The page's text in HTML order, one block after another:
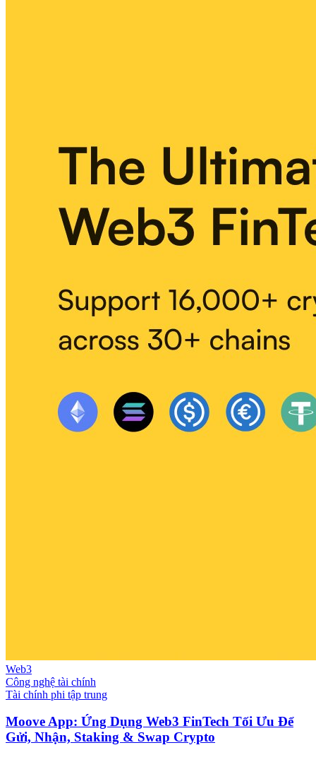
Web3
Công nghệ tài chính
Tài chính phi tập trung
Moove App: Ứng Dụng Web3 FinTech Tối Ưu Để
Gửi, Nhận, Staking & Swap Crypto